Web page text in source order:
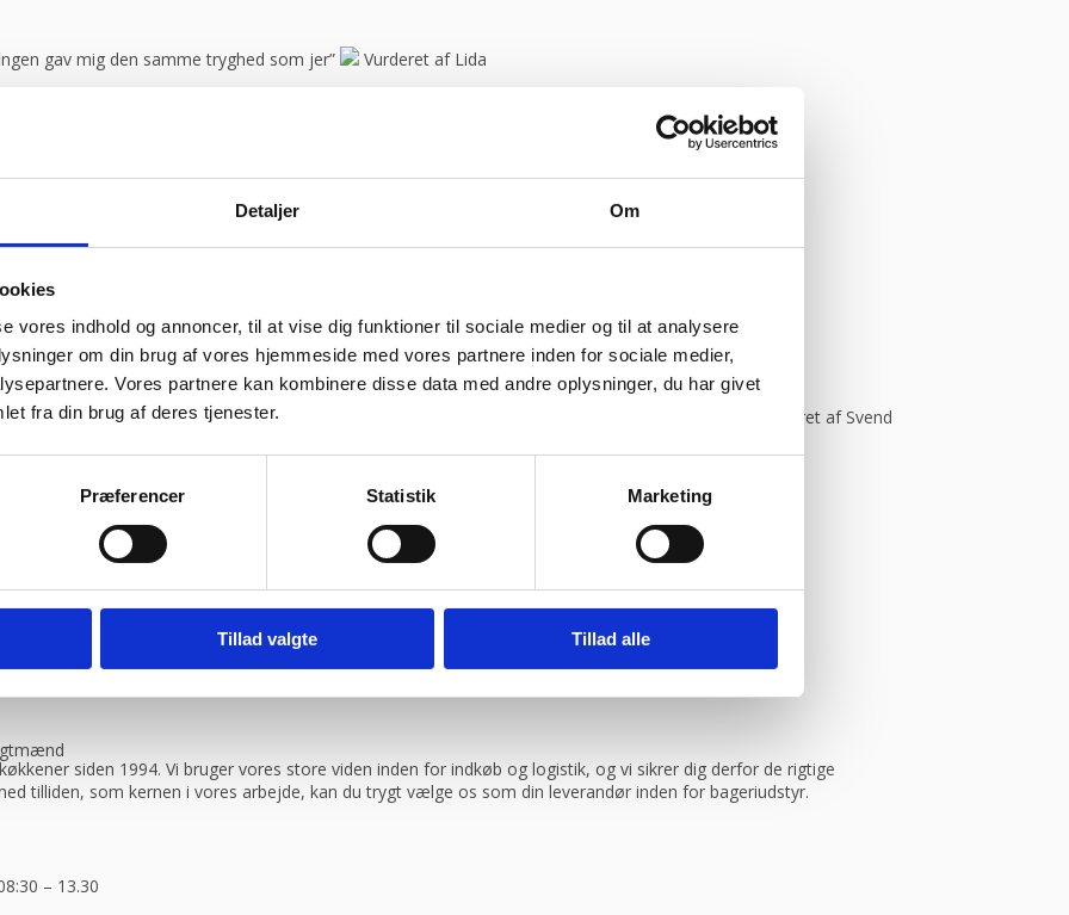
Detaljer Om
vores indhold og annoncer, til at vise dig funktioner til sociale medier og til at analysere
om din brug af vores hjemmeside med vores partnere inden for sociale medier,
Vores partnere kan kombinere disse data med andre oplysninger, du har givet
fra din brug af deres tjenester.
Præferencer Statistik Marketing
Tillad valgte Tillad alle
– 13.30
gav mig den samme tryghed som jer”
Vurderet af Lida
Vurderet af Darut
han snakker om og kan vejlede os kunder”
Vurderet af Anonym
vores anbefalinger.”
Vurderet af anonym
sjælden positiv fantastisk oplevelse, som jeg sent vil glemme! Kommer helt sikkert igen.”
Vurderet af Svend
han snakker om og kan vejlede os kunder
siden 1994. Vi bruger vores store viden inden for indkøb og logistik, og vi sikrer dig derfor de rigtige
tilliden, som kernen i vores arbejde, kan du trygt vælge os som din leverandør inden for bageriudstyr.